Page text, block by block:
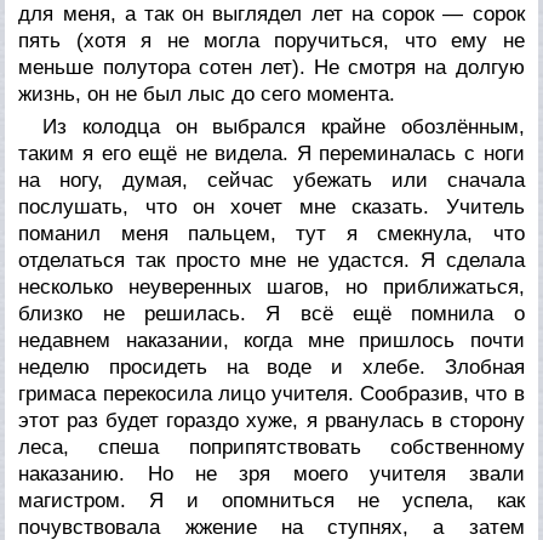
для меня, а так он выглядел лет на сорок — сорок
пять (хотя я не могла поручиться, что ему не
меньше полутора сотен лет). Не смотря на долгую
жизнь, он не был лыс до сего момента.
Из колодца он выбрался крайне обозлённым,
таким я его ещё не видела. Я переминалась с ноги
на ногу, думая, сейчас убежать или сначала
послушать, что он хочет мне сказать. Учитель
поманил меня пальцем, тут я смекнула, что
отделаться так просто мне не удастся. Я сделала
несколько неуверенных шагов, но приближаться,
близко не решилась. Я всё ещё помнила о
недавнем наказании, когда мне пришлось почти
неделю просидеть на воде и хлебе. Злобная
гримаса перекосила лицо учителя. Сообразив, что в
этот раз будет гораздо хуже, я рванулась в сторону
леса, спеша поприпятствовать собственному
наказанию. Но не зря моего учителя звали
магистром. Я и опомниться не успела, как
почувствовала жжение на ступнях, а затем